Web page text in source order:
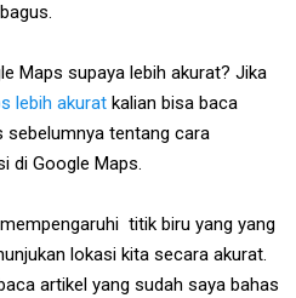
Maps supaya lebih akurat? Jika
lebih akurat kalian bisa baca
sebelumnya tentang cara
di Google Maps.
titik biru yang yang
lokasi kita secara akurat.
artikel yang sudah saya bahas